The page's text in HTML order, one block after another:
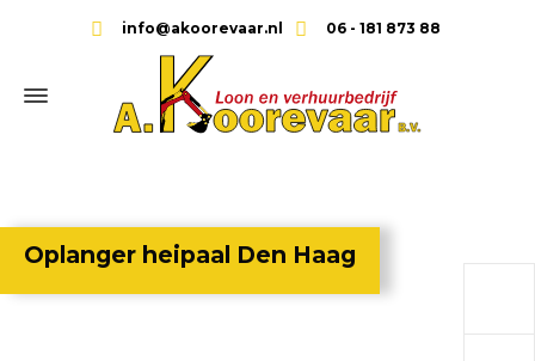
info@akoorevaar.nl 06 - 181 873 88
Oplanger heipaal Den Haag